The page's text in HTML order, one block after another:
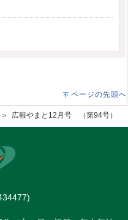
ページの先頭へ
＞ 広報やまと12月号 （第94号）